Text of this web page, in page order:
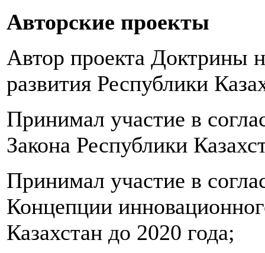
Авторские проекты
Автор проекта Доктрины
развития Республики
Принимал участие в
Закона Республики
Принимал участие в
Концепции
Казахстан до 2020 года;